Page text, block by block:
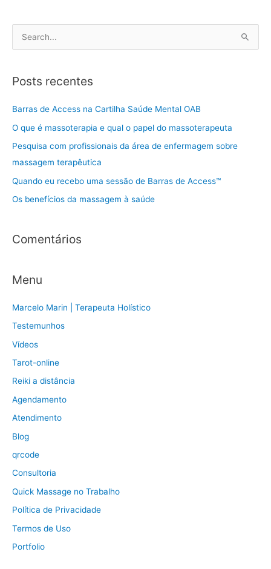
q
u
p
o
:
Posts recentes
Barras de Access na Cartilha Saúde Mental OAB
O que é massoterapia e qual o papel do massoterapeuta
Pesquisa com profissionais da área de enfermagem sobre
massagem terapêutica
Quando eu recebo uma sessão de Barras de Access™
Os benefícios da massagem à saúde
Comentários
Menu
Marcelo Marin | Terapeuta Holístico
Testemunhos
Vídeos
Tarot-online
Reiki a distância
Agendamento
Atendimento
Blog
qrcode
Consultoria
Quick Massage no Trabalho
Política de Privacidade
Termos de Uso
Portfolio